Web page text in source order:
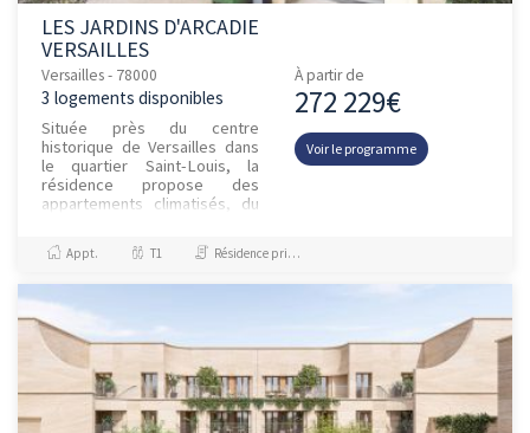
LES JARDINS D'ARCADIE
VERSAILLES
Versailles - 78000
3 logements disponibles
Située près du centre
historique de Versailles dans
le quartier Saint-Louis, la
résidence propose des
appartements climatisés, du
équipés dans un style chic et
conte...
À partir de
272 229€
Voir le programme
Appt. T1 Résidence principale / PTZ, Investissement et Défiscalisation